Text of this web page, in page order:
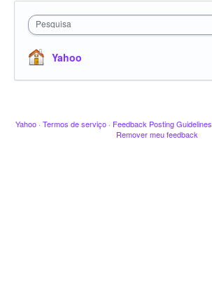
Pesquisa
Yahoo
Yahoo · Termos de serviço · Feedback Posting Guidelines
Remover meu feedback